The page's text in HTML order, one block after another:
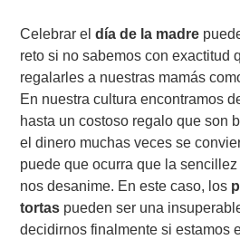
Celebrar eldía de la madre
reto si no sabemos con exactitud
regalarles a nuestras mamás
En nuestra cultura encontramos
hasta un costoso regalo que son
el dinero muchas veces se
puede que ocurra que la
nos desanime. En este caso, los
tortas pueden ser una
decidirnos finalmente si estamos